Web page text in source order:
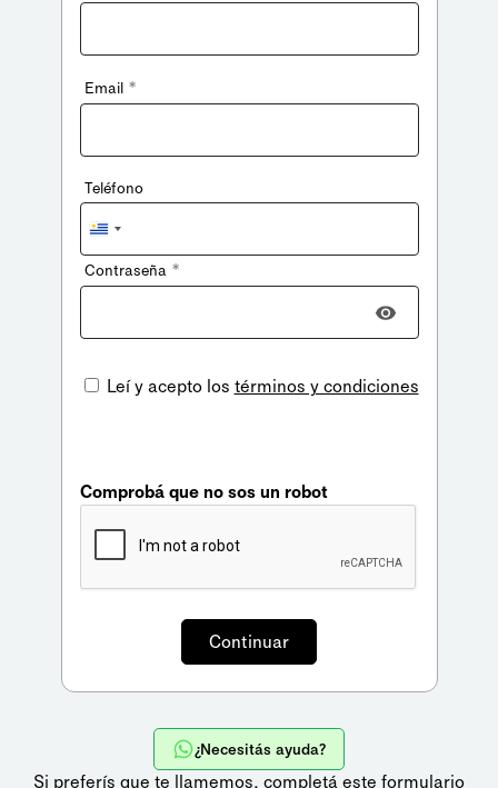
Email *
Teléfono
Uruguay
+598
Contraseña *
Leí y acepto los términos y condiciones
Comprobá que no sos un robot
¿Necesitás ayuda?
Si preferís que te llamemos, completá este formulario